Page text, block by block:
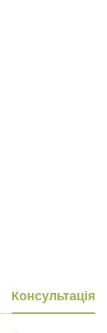
Консультація